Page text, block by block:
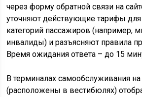
через форму обратной связи на
уточняют действующие тарифы
категорий пассажиров (например,
инвалиды) и разъясняют правила
Время ожидания ответа – до 15
В терминалах самообслуживания
(расположены в вестибюлях)